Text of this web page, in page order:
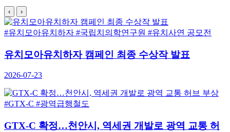
‹ ›
#유치모아유치하자 #국립치의학연구원 #유치사연 공모전
유치모아유치하자 캠페인 최종 수상작 발표
2026-07-23
#GTX-C #광역급행철도
GTX-C 확정…천안시, 역세권 개발로 광역 교통 허